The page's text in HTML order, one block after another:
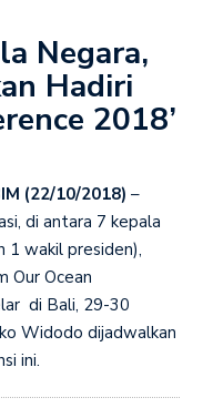
Negara,
Hadiri
2018’
(22/10/2018) –
di antara 7 kepala
1 wakil presiden),
Our Ocean
di Bali, 29-30
Widodo dijadwalkan
ini.